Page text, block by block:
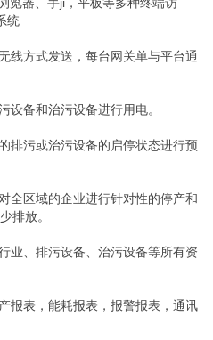
统
方式发送，每台网关单与平台通
备和治污设备进行用电。
污或治污设备的启停状态进行预
区域的企业进行针对性的停产和
排放。
、排污设备、治污设备等所有资
表，能耗报表，报警报表，通讯